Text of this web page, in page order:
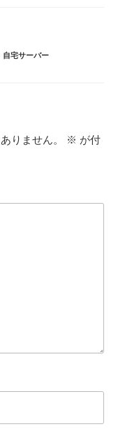
自宅サーバー
りません。 ※ が付